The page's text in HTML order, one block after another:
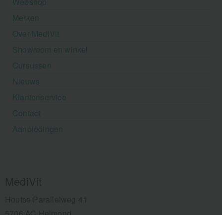
Merken
Over MediVit
Showroom en winkel
Cursussen
Nieuws
Klantenservice
Contact
Aanbiedingen